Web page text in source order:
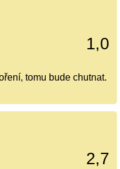
1,0
tomu bude chutnat.
2,7